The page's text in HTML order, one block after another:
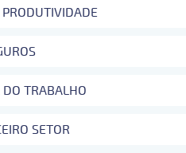
DO TRABALHO
SETOR